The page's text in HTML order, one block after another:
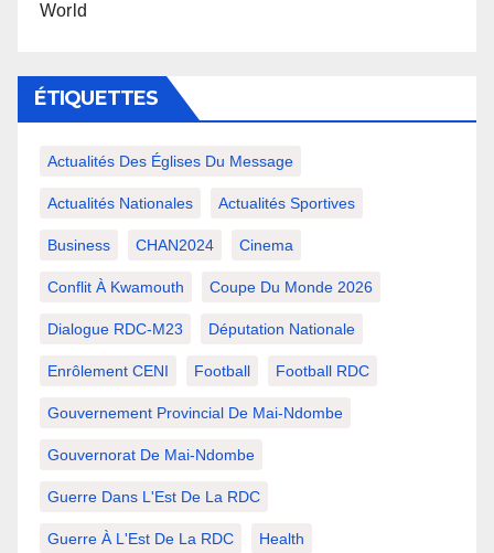
World
ÉTIQUETTES
Actualités Des Églises Du Message
Actualités Nationales Actualités Sportives
Business CHAN2024 Cinema
Conflit À Kwamouth Coupe Du Monde 2026
Dialogue RDC-M23 Députation Nationale
Enrôlement CENI Football Football RDC
Gouvernement Provincial De Mai-Ndombe
Gouvernorat De Mai-Ndombe
Guerre Dans L'Est De La RDC
Guerre À L'Est De La RDC Health